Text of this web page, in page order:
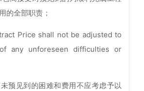
的全部职责；
Price shall not be adjusted to
any unforeseen difficulties or
预见到的困难和费用不应考虑予以